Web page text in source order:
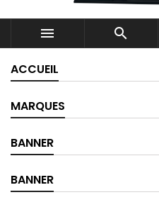
 
ACCUEIL
MARQUES
BANNER
BANNER